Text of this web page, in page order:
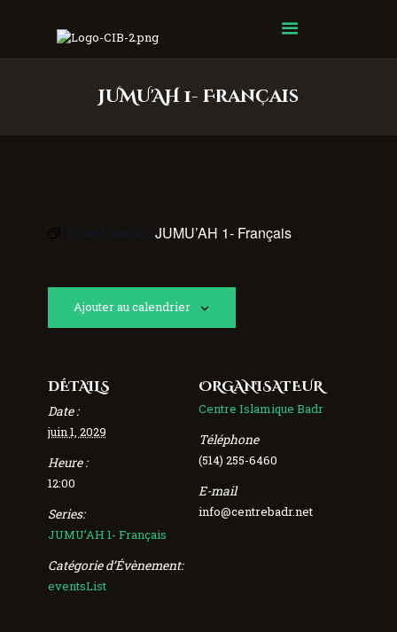
JUMU'AH 1- Français
Centre Islamique Badr
Event Series: JUMU’AH 1- Français
Ajouter au calendrier
DÉTAILS
Date :
juin 1, 2029
Heure :
12:00
Series:
JUMU’AH 1- Français
Catégorie d’Évènement:
eventsList
ORGANISATEUR
Centre Islamique Badr
Téléphone
(514) 255-6460
E-mail
info@centrebadr.net